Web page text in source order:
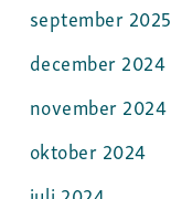
september 2025
december 2024
november 2024
oktober 2024